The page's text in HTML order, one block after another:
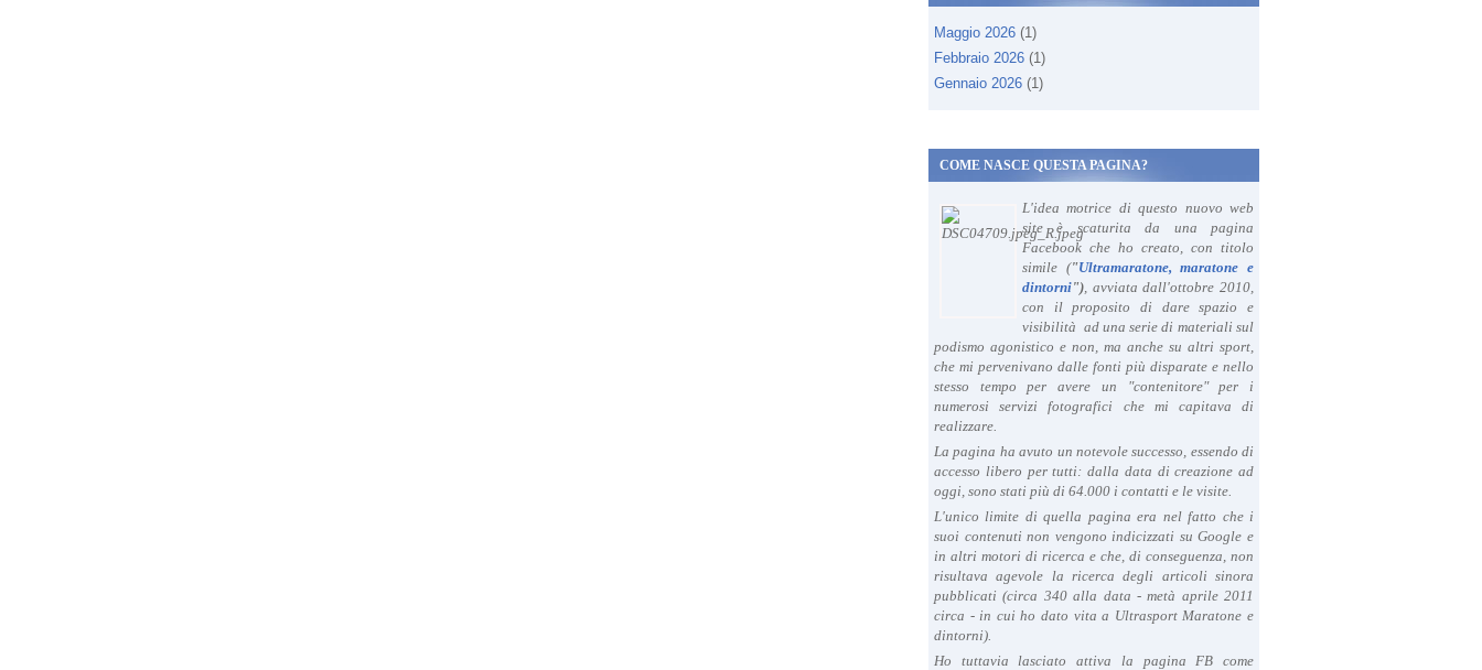
Maggio 2026 (1)
Febbraio 2026 (1)
Gennaio 2026 (1)
COME NASCE QUESTA PAGINA?
L'idea motrice di questo nuovo web
site è scaturita da una pagina
Facebook che ho creato, con titolo
simile ("Ultramaratone, maratone e
dintorni"), avviata dall'ottobre 2010,
con il proposito di dare spazio e
visibilità ad una serie di materiali sul
podismo agonistico e non, ma anche su altri sport,
che mi pervenivano dalle fonti più disparate e nello
stesso tempo per avere un "contenitore" per i
numerosi servizi fotografici che mi capitava di
realizzare.
La pagina ha avuto un notevole successo, essendo di
accesso libero per tutti: dalla data di creazione ad
oggi, sono stati più di 64.000 i contatti e le visite.
L'unico limite di quella pagina era nel fatto che i
suoi contenuti non vengono indicizzati su Google e
in altri motori di ricerca e che, di conseguenza, non
risultava agevole la ricerca degli articoli sinora
pubblicati (circa 340 alla data - metà aprile 2011
circa - in cui ho dato vita a Ultrasport Maratone e
dintorni).
Ho tuttavia lasciato attiva la pagina FB come